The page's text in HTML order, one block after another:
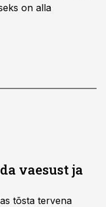
on alla
vaesust ja
tõsta tervena